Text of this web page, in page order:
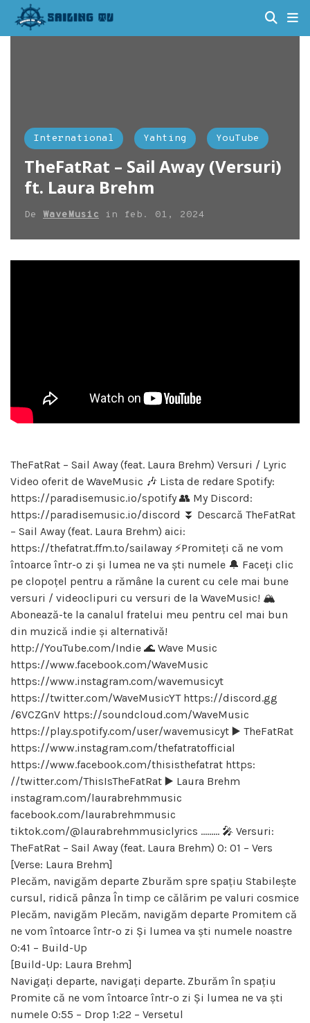
International Yahting YouTube
TheFatRat – Sail Away (Versuri)
ft. Laura Brehm
De WaveMusic in feb. 01, 2024
TheFatRat – Sail Away (feat. Laura Brehm) Versuri / Lyric
Video oferit de WaveMusic 🎶 Lista de redare Spotify:
https://paradisemusic.io/spotify 👥 My Discord:
https://paradisemusic.io/discord ⏬ Descarcă TheFatRat
– Sail Away (feat. Laura Brehm) aici:
https://thefatrat.ffm.to/sailaway ⚡️Promiteți că ne vom
întoarce într-o zi și lumea ne va ști numele 🔔 Faceți clic
pe clopoțel pentru a rămâne la curent cu cele mai bune
versuri / videoclipuri cu versuri de la WaveMusic! 🏔
Abonează-te la canalul fratelui meu pentru cel mai bun
din muzică indie și alternativă!
http://YouTube.com/Indie 🌊 Wave Music
https://www.facebook.com/WaveMusic
https://www.instagram.com/wavemusicyt
https://twitter.com/WaveMusicYT https://discord.gg
/6VCZGnV https://soundcloud.com/WaveMusic
https://play.spotify.com/user/wavemusicyt ▶️ TheFatRat
https://www.instagram.com/thefatratofficial
https://www.facebook.com/thisisthefatrat https:
//twitter.com/ThisIsTheFatRat ▶️ Laura Brehm
instagram.com/laurabrehmmusic
facebook.com/laurabrehmmusic
tiktok.com/@laurabrehmmusiclyrics ……… 🎤 Versuri:
TheFatRat – Sail Away (feat. Laura Brehm) 0: 01 – Vers
[Verse: Laura Brehm]
Plecăm, navigăm departe Zburăm spre spațiu Stabilește
cursul, ridică pânza În timp ce călărim pe valuri cosmice
Plecăm, navigăm Plecăm, navigăm departe Promitem că
ne vom întoarce într-o zi Și lumea va ști numele noastre
0:41 – Build-Up
[Build-Up: Laura Brehm]
Navigați departe, navigați departe. Zburăm în spațiu
Promite că ne vom întoarce într-o zi Și lumea ne va ști
numele 0:55 – Drop 1:22 – Versetul